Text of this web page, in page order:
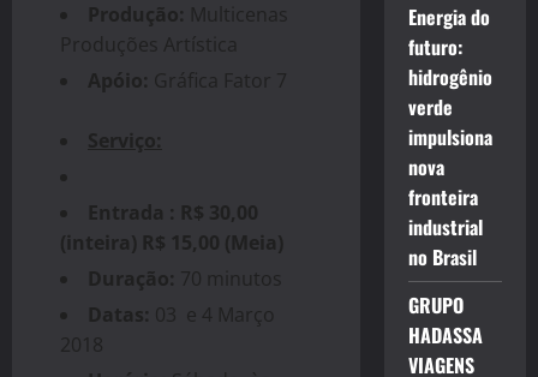
Produção: Multicenas
Produções Artística
Apóio: Gráfica Fator 7
Serviço:
Entrada : R$ 30,00
(inteira) R$ 15,00 (Meia)
Duração: 70 minutos
Datas: 03 e 4 Março
2018
Energia do
futuro:
hidrogênio
verde
impulsiona
nova
fronteira
industrial
no Brasil
GRUPO
HADASSA
VIAGENS